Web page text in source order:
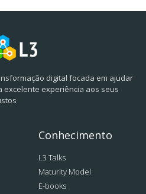
digital focada em ajudar
excelente experiência aos seus
Conhecimento
L3 Talks
Maturity Model
E-books